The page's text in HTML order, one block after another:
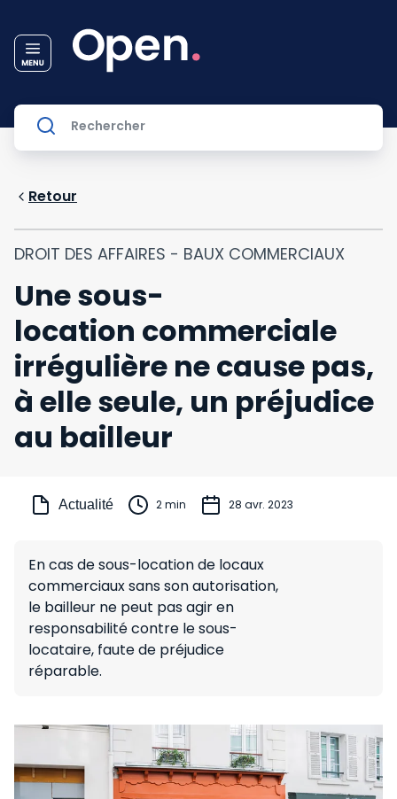
Retour
DROIT DES AFFAIRES - BAUX COMMERCIAUX
Une sous-
location commerciale
irrégulière ne cause pas,
à elle seule, un préjudice
au bailleur
Actualité 2 min 28 avr. 2023
En cas de sous-location de locaux
commerciaux sans son autorisation,
le bailleur ne peut pas agir en
responsabilité contre le sous-
locataire, faute de préjudice
réparable.